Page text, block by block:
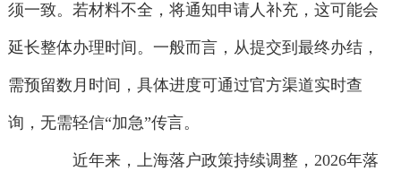
须一致。若材料不全，将通知申请人补充，这可能会
延长整体办理时间。一般而言，从提交到最终办结，
需预留数月时间，具体进度可通过官方渠道实时查
询，无需轻信“加急”传言。
近年来，上海落户政策持续调整，2026年落